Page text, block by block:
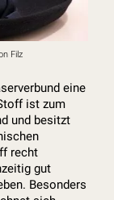
Filz
eine
ist zum
und besitzt
recht
gut
Besonders